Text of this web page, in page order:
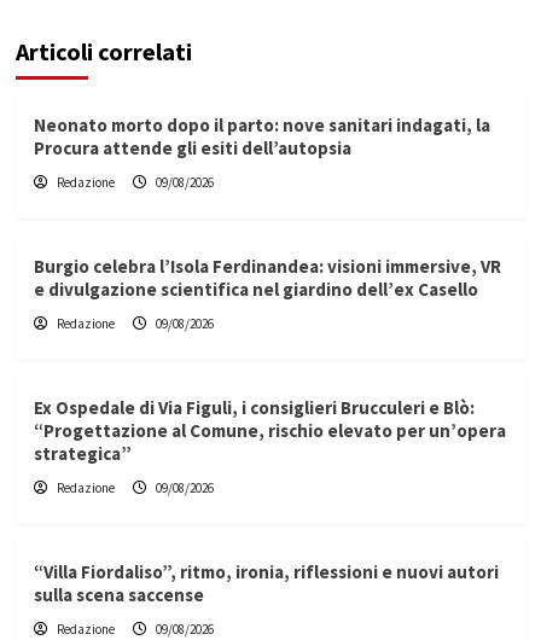
Articoli correlati
Neonato morto dopo il parto: nove sanitari indagati, la
Procura attende gli esiti dell’autopsia
Redazione 09/08/2026
Burgio celebra l’Isola Ferdinandea: visioni immersive, VR
e divulgazione scientifica nel giardino dell’ex Casello
Redazione 09/08/2026
Ex Ospedale di Via Figuli, i consiglieri Brucculeri e Blò:
“Progettazione al Comune, rischio elevato per un’opera
strategica”
Redazione 09/08/2026
“Villa Fiordaliso”, ritmo, ironia, riflessioni e nuovi autori
sulla scena saccense
Redazione 09/08/2026